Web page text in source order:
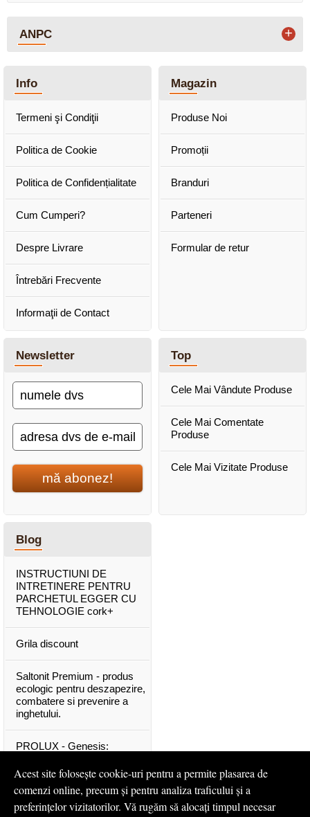
ANPC +
Info
Termeni şi Condiţii
Politica de Cookie
Politica de Confidențialitate
Cum Cumperi?
Despre Livrare
Întrebări Frecvente
Informaţii de Contact
Magazin
Produse Noi
Promoții
Branduri
Parteneri
Formular de retur
Newsletter
mă abonez!
Top
Cele Mai Vândute Produse
Cele Mai Comentate
Produse
Cele Mai Vizitate Produse
Blog
INSTRUCTIUNI DE
INTRETINERE PENTRU
PARCHETUL EGGER CU
TEHNOLOGIE cork+
Grila discount
Saltonit Premium - produs
ecologic pentru deszapezire,
combatere si prevenire a
inghetului.
PROLUX - Genesis:
calitate superioara
Mascota PROLUX Genesis
Acest site folosește cookie-uri pentru a permite plasarea de
comenzi online, precum și pentru analiza traficului și a
preferințelor vizitatorilor. Vă rugăm să alocați timpul necesar